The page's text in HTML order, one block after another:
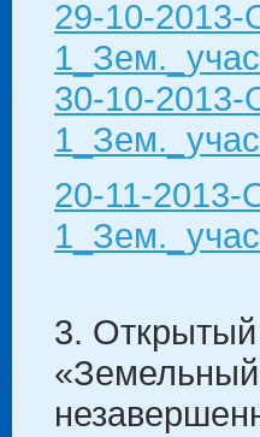
29-10-2013-
30-10-2013-
20-11-2013-
3. Открытый